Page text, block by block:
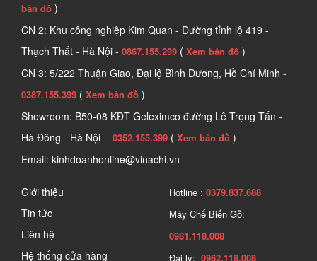
bản đồ )
CN 2: Khu công nghiệp Kim Quan - Đường tỉnh lộ 419 -
Thạch Thất - Hà Nội - 0867.155.299 ( Xem bản đồ )
CN 3: 5/222 Thuận Giao, Đại lộ Bình Dương, Hồ Chí Minh -
0387.155.399 ( Xem bản đồ )
Showroom: B50-08 KĐT Geleximco đường Lê Trọng Tấn -
Hà Đông - Hà Nội - 0352.155.399 ( Xem bản đồ )
Email: kinhdoanhonline@vinachi.vn
Giới thiệu
Tin tức
Liên hệ
Hệ thống cửa hàng
Hotline : 0379.837.688
Máy Chế Biến Gỗ:
0981.118.008
Đại lý: 0962.118.008